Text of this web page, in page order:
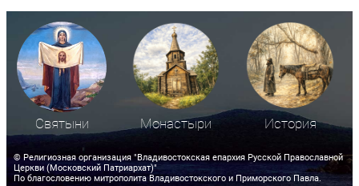
Святыни Монастыри История
© Религиозная организация "Владивостокская епархия Русской Православной
Церкви (Московский Патриархат)"
По благословению митрополита Владивостокского и Приморского Павла.